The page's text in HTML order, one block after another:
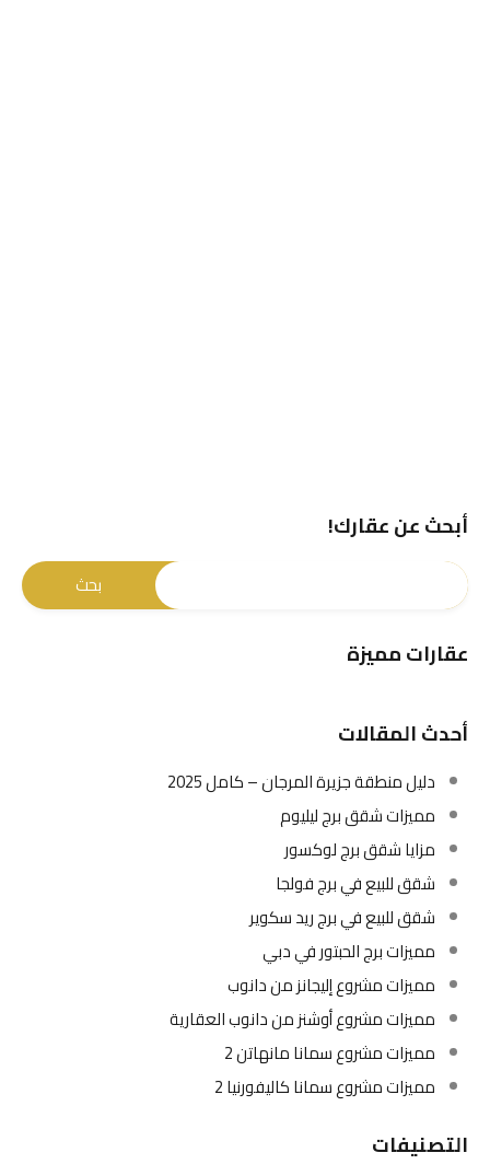
أبحث عن عقارك!
عقارات مميزة
أحدث المقالات
دليل منطقة جزيرة المرجان – كامل 2025
مميزات شقق برج ليليوم
مزايا شقق برج لوكسور
شقق للبيع في برج فولجا
شقق للبيع في برج ريد سكوير
مميزات برج الحبتور في دبي
مميزات مشروع إليجانز من دانوب
مميزات مشروع أوشنز من دانوب العقارية
مميزات مشروع سمانا مانهاتن 2
مميزات مشروع سمانا كاليفورنيا 2
التصنيفات